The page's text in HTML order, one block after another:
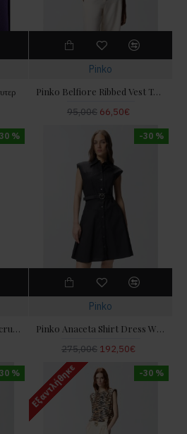
Pinko
Pinko Belfiore Ribbed Vest Top With Snake Print Beige/Black Μπλούζα
95,00€ 66,50€
%
Pinko Anaceta Popeline Ecru Φόρεμα
-30 %
Pinko
Pinko Anaceta Shirt Dress With Love Birds Belt Black Φόρεμα
275,00€ 192,50€
% -30 %
Εξαντλήθηκε